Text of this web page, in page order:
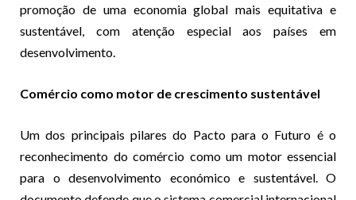
promoção de uma economia global mais equitativa e
sustentável, com atenção especial aos países em
desenvolvimento.
Comércio como motor de crescimento sustentável
Um dos principais pilares do Pacto para o Futuro é o
reconhecimento do comércio como um motor essencial
para o desenvolvimento económico e sustentável. O